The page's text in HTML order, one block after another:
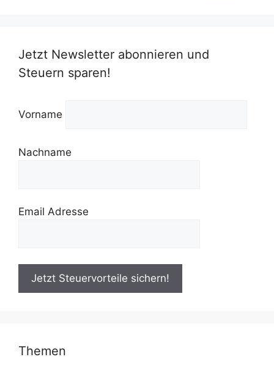
Jetzt Newsletter abonnieren und
Steuern sparen!
Vorname
Nachname
Email Adresse
Themen